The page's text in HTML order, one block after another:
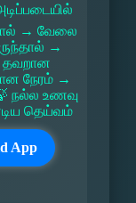
→ வேலை
→
தவறான
நேரம் →
நல்ல உணவு
தெய்வம்
App